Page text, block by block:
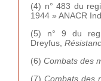
(4) n° 483 du
1944 » ANACR
(5) n° 9 du
Dreyfus,
(6) Combats des
(7)Combats des